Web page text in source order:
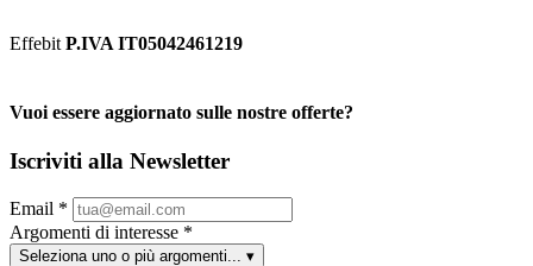
Effebit P.IVA IT05042461219
Vuoi essere aggiornato sulle nostre offerte?
Iscriviti alla Newsletter
Email *
Argomenti di interesse *
Seleziona uno o più argomenti... ▾